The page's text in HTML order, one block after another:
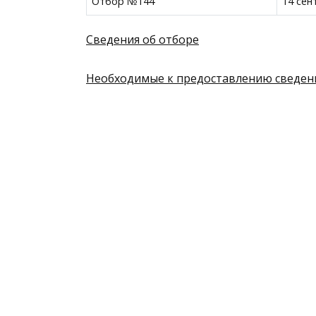
Сведения об отборе
Необходимые к предоставлению